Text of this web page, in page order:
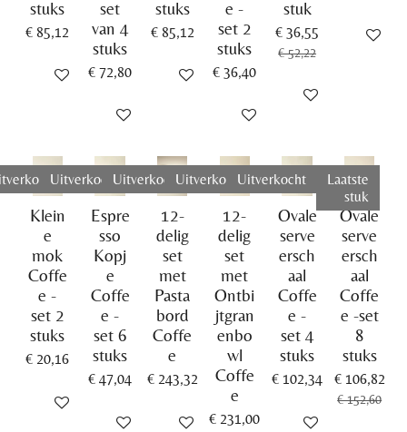
stuks
€ 85,12
Houd mij op de hoogte
set
van 4
stuks
€ 72,80
Houd mij op de hoogte
stuks
€ 85,12
Houd mij op de hoogte
e -
set 2
stuks
€ 36,40
Houd mij op de hoogte
stuk
€ 36,55
€ 52,22
In winkelwagen
In
Klein
e
mok
Coffe
e -
set 2
stuks
€ 20,16
Houd mij op de hoogte
Uitverkocht
Espre
sso
Kopj
e
Coffe
e -
set 6
stuks
€ 47,04
Houd mij op de hoogte
Uitverkocht
12-
delig
set
met
Pasta
bord
Coffe
e
€ 243,32
Houd mij op de hoogte
Uitverkocht
12-
delig
set
met
Ontbi
jtgran
enbo
wl
Coffe
e
€ 231,00
Uitverkocht
Ovale
serve
ersch
aal
Coffe
e -
set 4
stuks
€ 102,34
Houd mij op de
Laatste
stuk
Ovale
serve
ersch
aal
Coffe
e -set
8
stuks
€ 106,82
€ 152,60